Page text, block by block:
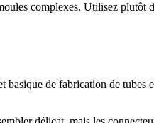
complexes. Utilisez plutôt
de fabrication de